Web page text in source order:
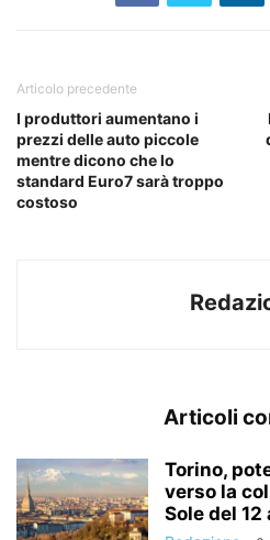
Articolo precedente
I produttori aumentano i
prezzi delle auto piccole
mentre dicono che lo
standard Euro7 sarà troppo
costoso
Articoli
Torino,
verso la
Sole del 12